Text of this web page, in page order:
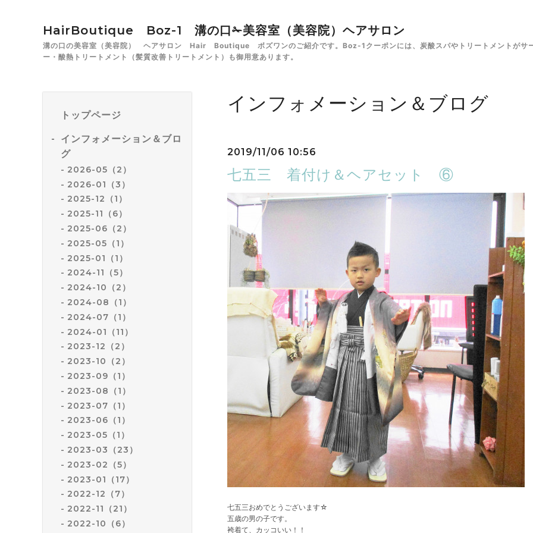
HairBoutique Boz-1 溝の口✁美容室（美容院）ヘアサロン
溝の口の美容室（美容院） ヘアサロン Hair Boutique ボズワンのご紹介です。Boz-1クーポンには、炭酸スパやトリートメントがサー
ー・酸熱トリートメント（髪質改善トリートメント）も御用意あります。
トップページ
インフォメーション＆ブロ
グ
2026-05（2）
2026-01（3）
2025-12（1）
2025-11（6）
2025-06（2）
2025-05（1）
2025-01（1）
2024-11（5）
2024-10（2）
2024-08（1）
2024-07（1）
2024-01（11）
2023-12（2）
2023-10（2）
2023-09（1）
2023-08（1）
2023-07（1）
2023-06（1）
2023-05（1）
2023-03（23）
2023-02（5）
2023-01（17）
2022-12（7）
2022-11（21）
2022-10（6）
インフォメーション＆ブログ
2019/11/06 10:56
七五三 着付け＆ヘアセット ⑥
七五三おめでとうございます☆
五歳の男の子です。
袴着て、カッコいい！！